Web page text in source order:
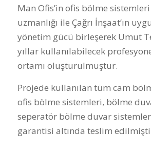
Man Ofis’in ofis bölme
uzmanlığı ile Çağrı İnşaat’ın
yönetim gücü birleşerek Umut
yıllar kullanılabilecek
ortamı oluşturulmuştur.
Projede kullanılan tüm cam
ofis bölme sistemleri, bölme
seperatör bölme duvar
garantisi altında teslim